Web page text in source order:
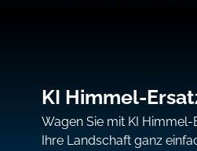
KI Himmel-
Wagen Sie mit KI
Ihre Landschaft ganz